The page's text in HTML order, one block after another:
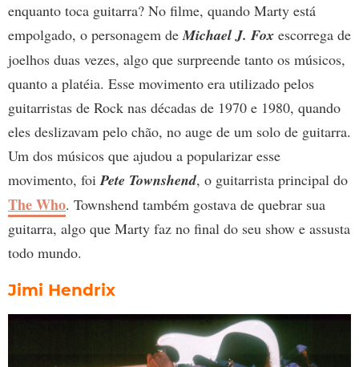
enquanto toca guitarra? No filme, quando Marty está
empolgado, o personagem deMichael J. Fox escorrega de
joelhos duas vezes, algo que surpreende tanto os músicos,
quanto a platéia. Esse movimento era utilizado pelos
guitarristas de Rock nas décadas de 1970 e 1980, quando
eles deslizavam pelo chão, no auge de um solo de guitarra.
Um dos músicos que ajudou a popularizar esse
movimento, foiPete Townshend, o guitarrista principal do
The Who. Townshend também gostava de quebrar sua
guitarra, algo que Marty faz no final do seu show e assusta
todo mundo.
Jimi Hendrix